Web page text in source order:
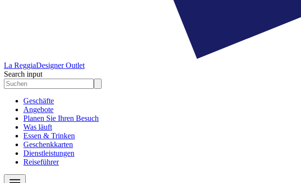
La ReggiaDesigner Outlet
Search input
Geschäfte
Angebote
Planen Sie Ihren Besuch
Was läuft
Essen & Trinken
Geschenkkarten
Dienstleistungen
Reiseführer